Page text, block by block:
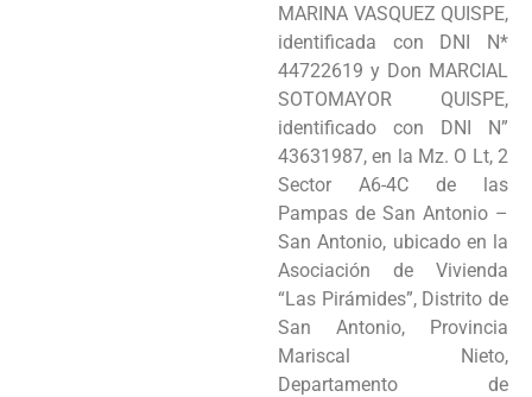
Intranet
MARINA VASQUEZ QUISPE,
identificada con DNI N*
44722619 y Don MARCIAL
SOTOMAYOR QUISPE,
identificado con DNI N”
43631987, en la Mz. O Lt, 2
Sector A6-4C de las
Pampas de San Antonio –
San Antonio, ubicado en la
Asociación de Vivienda
“Las Pirámides”, Distrito de
San Antonio, Provincia
Mariscal Nieto,
Departamento de